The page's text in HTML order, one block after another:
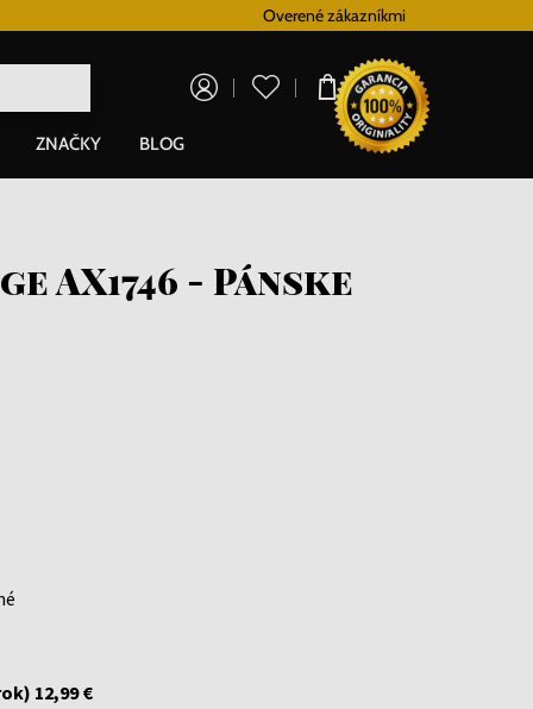
zadarmo pre všetky hodinky od 80€Overené zákazníkmi
0,00 €
ZNAČKY BLOG
AX1746 - Pánske
12,99 €